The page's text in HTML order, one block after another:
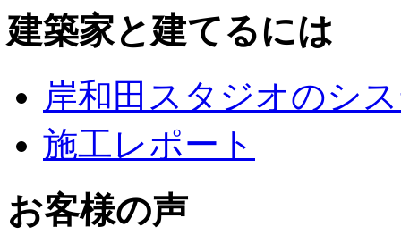
建築家と建てるには
岸和田スタジオのシ
施工レポート
お客様の声